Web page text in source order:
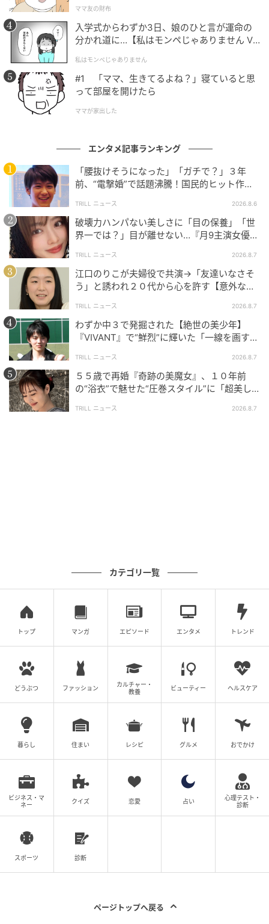
ループ名には「隣の少年たち」という意味が込められ
ており、「親しみやすく、自然体の魅力で人々の心に
寄り添う」というコンセプトを掲げている。2024年7
月10日にシングル『AND,』で日本デビュー。
元記事で読む
次の記事
クブランド「TEAZEN」のイベントに登場
の記事をもっとみる
ママ友の財布
入学式からわずか3日、娘のひと言が運命の
分かれ道に…【私はモンペじゃありません Vo
私はモンペじゃありません
#1 「ママ、生きてるよね？」寝ていると思
って部屋を開けたら
ママが家出した
エンタメ記事ランキング
「腰抜けそうになった」「ガチで？」３年
前、“電撃婚”で話題沸騰！国民的ヒット作
TRILL ニュース 2026.8.6
破壊力ハンパない美しさに「目の保養」「世
界一では？」目が離せない…『月9主演女優
TRILL ニュース 2026.8.7
江口のりこが夫婦役で共演→「友達いなさそ
う」と誘われ２０代から心を許す【意外な親
TRILL ニュース 2026.8.7
わずか中３で発掘された【絶世の美少年】
『VIVANT』で“鮮烈”に輝いた「一線を画す」
TRILL ニュース 2026.8.7
５５歳で再婚『奇跡の美魔女』、１０年前
の“浴衣”で魅せた“圧巻スタイル”に「超美し
TRILL ニュース 2026.8.7
カテゴリ一覧
トップ マンガ エピソード エンタメ トレンド
どうぶつ ファッション
カルチャー・
教養
ビューティー ヘルスケア
暮らし 住まい レシピ グルメ おでかけ
ビジネス・マ
ネー
クイズ 恋愛 占い
心理テスト・
診断
スポーツ 診断
ページトップへ戻る